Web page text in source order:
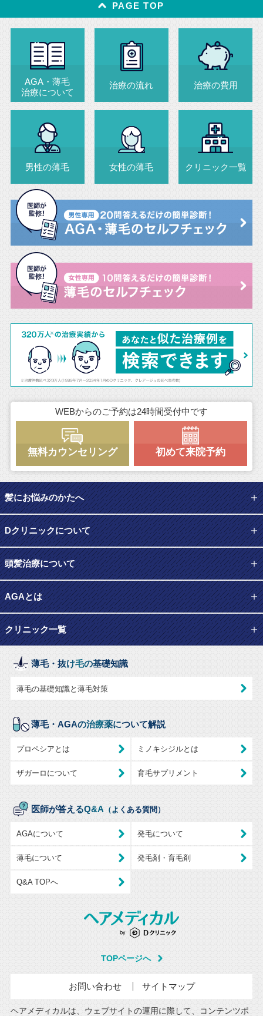
PAGE TOP
AGA・薄毛
治療について
治療の流れ 治療の費用
男性の薄毛 女性の薄毛 クリニック一覧
WEBからのご予約は24時間受付中です
無料カウンセリング 初めて来院予約
髪にお悩みのかたへ
Dクリニックについて
頭髪治療について
AGAとは
クリニック一覧
薄毛・抜け毛の基礎知識
薄毛の基礎知識と薄毛対策
薄毛・AGAの治療薬について解説
プロペシアとは ミノキシジルとは
ザガーロについて 育毛サプリメント
医師が答えるQ&A （よくある質問）
AGAについて 発毛について
薄毛について 発毛剤・育毛剤
Q&A TOPへ
TOPページへ
お問い合わせ サイトマップ
ヘアメディカルは、ウェブサイトの運用に際して、コンテンツポ